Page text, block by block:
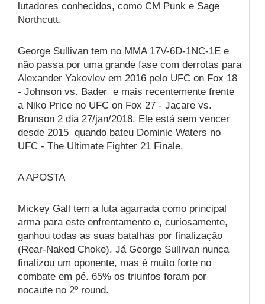
lutadores conhecidos, como CM Punk e Sage
Northcutt.
George Sullivan tem no MMA 17V-6D-1NC-1E e
não passa por uma grande fase com derrotas para
Alexander Yakovlev em 2016 pelo UFC on Fox 18
- Johnson vs. Bader e mais recentemente frente
a Niko Price no UFC on Fox 27 - Jacare vs.
Brunson 2 dia 27/jan/2018. Ele está sem vencer
desde 2015 quando bateu Dominic Waters no
UFC - The Ultimate Fighter 21 Finale.
A APOSTA
Mickey Gall tem a luta agarrada como principal
arma para este enfrentamento e, curiosamente,
ganhou todas as suas batalhas por finalização
(Rear-Naked Choke). Já George Sullivan nunca
finalizou um oponente, mas é muito forte no
combate em pé. 65% os triunfos foram por
nocaute no 2º round.